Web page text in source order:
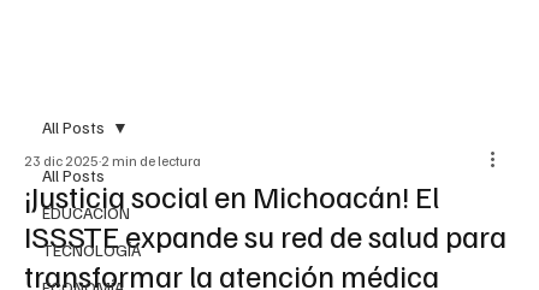
All Posts
EDUCACIÓN
TECNOLOGÍA
All Posts
¡Justicia social en Michoacán! El
ISSSTE expande su red de salud para
transformar la atención médica
23 dic 2025 2 min de lectura